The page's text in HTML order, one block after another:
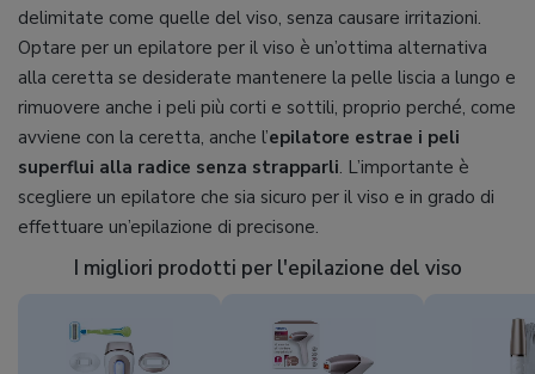
delimitate come quelle del viso, senza causare irritazioni.
Optare per un epilatore per il viso è un’ottima alternativa
alla ceretta se desiderate mantenere la pelle liscia a lungo e
rimuovere anche i peli più corti e sottili, proprio perché, come
avviene con la ceretta, anche l’epilatore estrae i peli
superflui alla radice senza strapparli. L’importante è
scegliere un epilatore che sia sicuro per il viso e in grado di
effettuare un’epilazione di precisone.
I migliori prodotti per l'epilazione del viso